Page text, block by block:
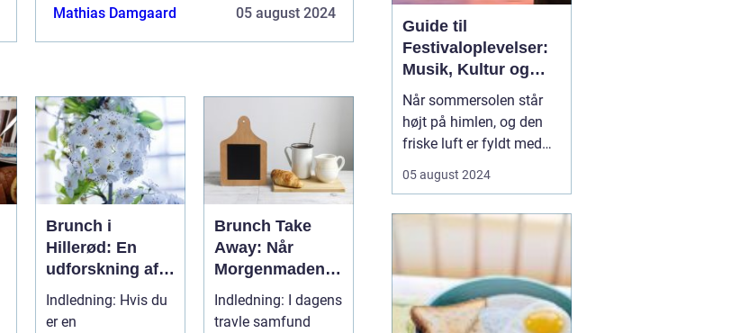
Mathias Damgaard 05 august 2024
Brunch i
Hillerød: En
udforskning af
en kulinarisk
Indledning: Hvis du
er en
Brunch Take
Away: Når
Morgenmaden
Bliver Mobil
Indledning: I dagens
travle samfund
Guide til
Festivaloplevelser:
Musik, Kultur og
Fællesskab
Når sommersolen står
højt på himlen, og den
friske luft er fyldt med
ved vi, at festivaltiden er
ikke bare en begivenhed,
sammensmeltning af
musik, kunst, kultur og
ikke mi...
05 august 2024